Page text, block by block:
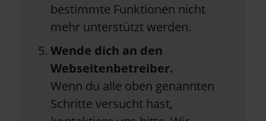
bestimmte Funktionen nicht
mehr unterstützt werden.
Wende dich an den
Webseitenbetreiber.
Wenn du alle oben genannten
Schritte versucht hast,